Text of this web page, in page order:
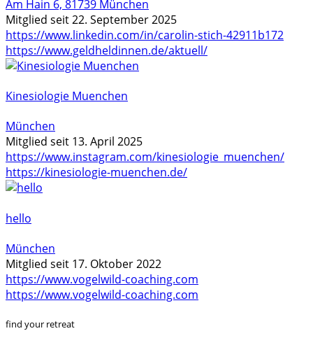
Am Hain 6, 81739 München
Mitglied seit 22. September 2025
https://www.linkedin.com/in/carolin-stich-42911b172
https://www.geldheldinnen.de/aktuell/
Kinesiologie Muenchen
München
Mitglied seit 13. April 2025
https://www.instagram.com/kinesiologie_muenchen/
https://kinesiologie-muenchen.de/
hello
München
Mitglied seit 17. Oktober 2022
https://www.vogelwild-coaching.com
https://www.vogelwild-coaching.com
find your retreat